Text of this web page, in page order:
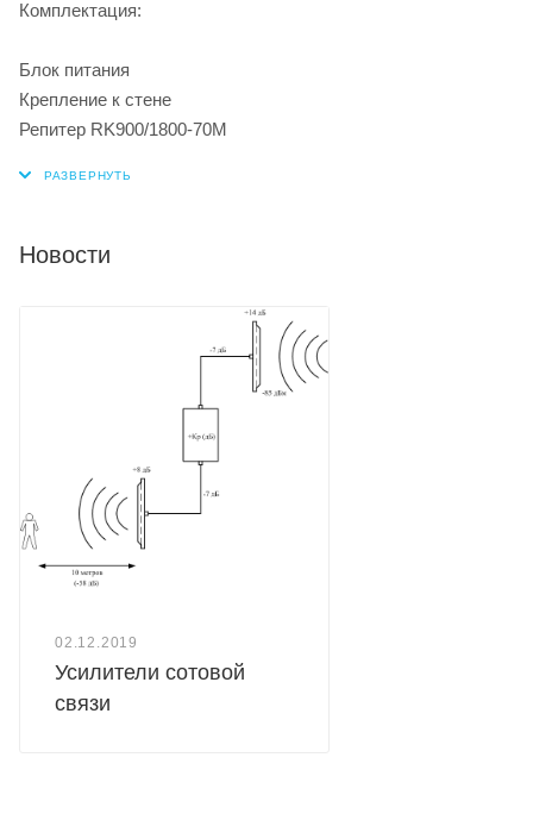
Комплектация:
Блок питания
Крепление к стене
Репитер RK900/1800-70M
Новости
02.12.2019
Усилители сотовой
связи